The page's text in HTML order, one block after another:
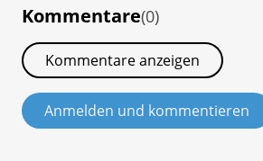
Kommentare(0)
Kommentare anzeigen
Anmelden und kommentieren